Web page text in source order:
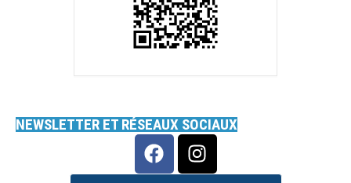
NEWSLETTER ET RÉSEAUX SOCIAUX